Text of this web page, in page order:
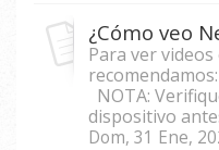
Para ver
NOTA:
dispositivo
Dom, 31 Ene,